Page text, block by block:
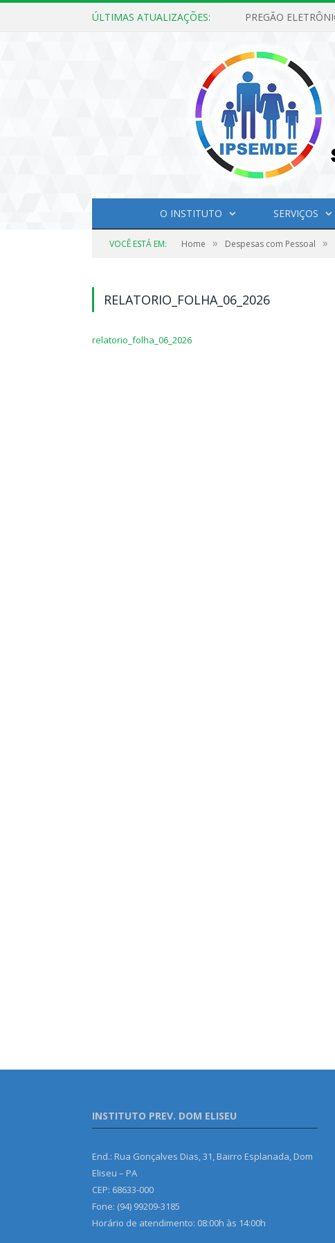
ÚLTIMAS ATUALIZAÇÕES:
O INSTITUTO SERVIÇOS
VOCÊ ESTÁ EM: Home » Despesas com Pessoal »
RELATORIO_FOLHA_06_2026
relatorio_folha_06_2026
INSTITUTO PREV. DOM ELISEU
End.: Rua Gonçalves Dias, 31, Bairro Esplanada, Dom
Eliseu – PA
CEP: 68633-000
Fone: (94) 99209-3185
Horário de atendimento: 08:00h às 14:00h